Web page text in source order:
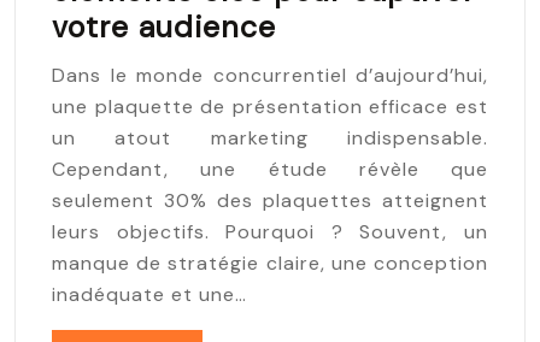
votre audience
Dans le monde concurrentiel d’aujourd’hui,
une plaquette de présentation efficace est
un atout marketing indispensable.
Cependant, une étude révèle que
seulement 30% des plaquettes atteignent
leurs objectifs. Pourquoi ? Souvent, un
manque de stratégie claire, une conception
inadéquate et une…